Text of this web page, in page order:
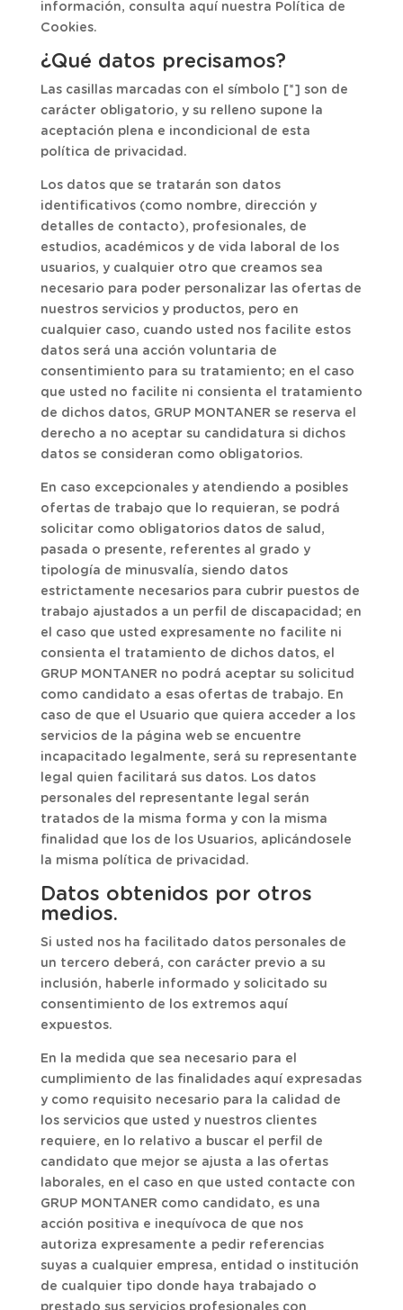
información, consulta aquí nuestra Política de
Cookies.
¿Qué datos precisamos?
Las casillas marcadas con el símbolo [*] son de
carácter obligatorio, y su relleno supone la
aceptación plena e incondicional de esta
política de privacidad.
Los datos que se tratarán son datos
identificativos (como nombre, dirección y
detalles de contacto), profesionales, de
estudios, académicos y de vida laboral de los
usuarios, y cualquier otro que creamos sea
necesario para poder personalizar las ofertas de
nuestros servicios y productos, pero en
cualquier caso, cuando usted nos facilite estos
datos será una acción voluntaria de
consentimiento para su tratamiento; en el caso
que usted no facilite ni consienta el tratamiento
de dichos datos, GRUP MONTANER se reserva el
derecho a no aceptar su candidatura si dichos
datos se consideran como obligatorios.
En caso excepcionales y atendiendo a posibles
ofertas de trabajo que lo requieran, se podrá
solicitar como obligatorios datos de salud,
pasada o presente, referentes al grado y
tipología de minusvalía, siendo datos
estrictamente necesarios para cubrir puestos de
trabajo ajustados a un perfil de discapacidad; en
el caso que usted expresamente no facilite ni
consienta el tratamiento de dichos datos, el
GRUP MONTANER no podrá aceptar su solicitud
como candidato a esas ofertas de trabajo. En
caso de que el Usuario que quiera acceder a los
servicios de la página web se encuentre
incapacitado legalmente, será su representante
legal quien facilitará sus datos. Los datos
personales del representante legal serán
tratados de la misma forma y con la misma
finalidad que los de los Usuarios, aplicándosele
la misma política de privacidad.
Datos obtenidos por otros
medios.
Si usted nos ha facilitado datos personales de
un tercero deberá, con carácter previo a su
inclusión, haberle informado y solicitado su
consentimiento de los extremos aquí
expuestos.
En la medida que sea necesario para el
cumplimiento de las finalidades aquí expresadas
y como requisito necesario para la calidad de
los servicios que usted y nuestros clientes
requiere, en lo relativo a buscar el perfil de
candidato que mejor se ajusta a las ofertas
laborales, en el caso en que usted contacte con
GRUP MONTANER como candidato, es una
acción positiva e inequívoca de que nos
autoriza expresamente a pedir referencias
suyas a cualquier empresa, entidad o institución
de cualquier tipo donde haya trabajado o
prestado sus servicios profesionales con